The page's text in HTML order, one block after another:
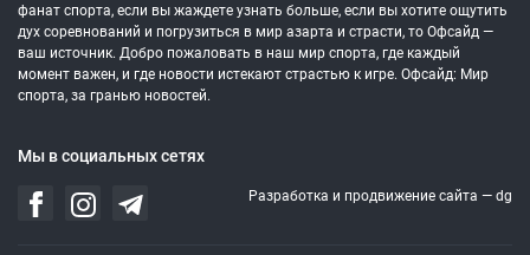
фанат спорта, если вы жаждете узнать больше, если вы хотите ощутить
дух соревнований и погрузиться в мир азарта и страсти, то Офсайд —
ваш источник. Добро пожаловать в наш мир спорта, где каждый
момент важен, и где новости истекают страстью к игре. Офсайд: Мир
спорта, за гранью новостей.
Мы в социальных сетях
Разработка и продвижение сайта — dg